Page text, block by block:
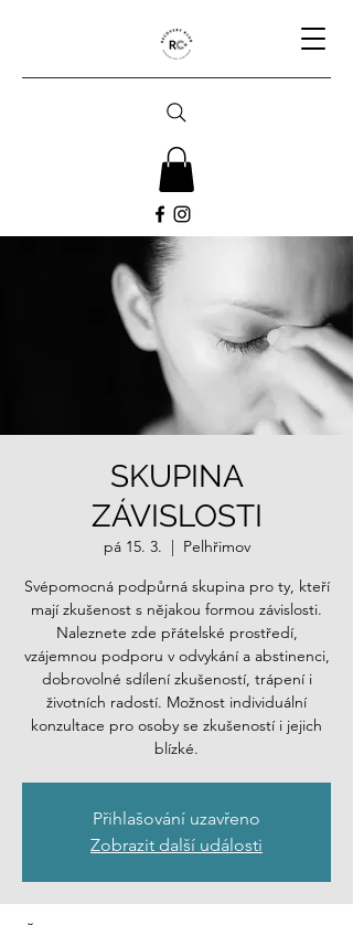
SKUPINA
ZÁVISLOSTI
pá 15. 3.
  |
Pelhřimov
Svépomocná podpůrná skupina pro ty, kteří
mají zkušenost s nějakou formou závislosti.
Naleznete zde přátelské prostředí,
vzájemnou podporu v odvykání a abstinenci,
dobrovolné sdílení zkušeností, trápení i
životních radostí. Možnost individuální
konzultace pro osoby se zkušeností i jejich
blízké.
Přihlašování uzavřeno
Zobrazit další události